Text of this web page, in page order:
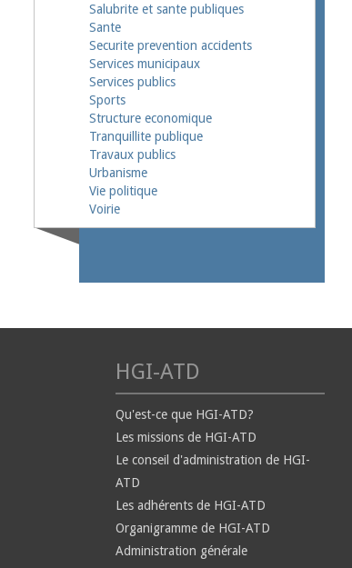
Salubrite et sante publiques
Sante
Securite prevention accidents
Services municipaux
Services publics
Sports
Structure economique
Tranquillite publique
Travaux publics
Urbanisme
Vie politique
Voirie
HGI-ATD
Qu'est-ce que HGI-ATD?
Les missions de HGI-ATD
Le conseil d'administration de HGI-
ATD
Les adhérents de HGI-ATD
Organigramme de HGI-ATD
Administration générale